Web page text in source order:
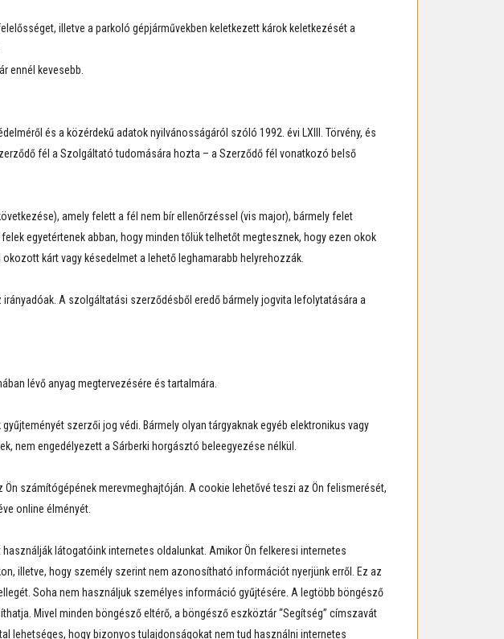
illetve a parkoló gépjárművekben keletkezett károk keletkezését a
ennél kevesebb.
és a közérdekű adatok nyilvánosságáról szóló 1992. évi LXIII. Törvény, és
fél a Szolgáltató tudomására hozta – a Szerződő fél vonatkozó belső
amely felett a fél nem bír ellenőrzéssel (vis major), bármely felet
egyetértenek abban, hogy minden tőlük telhetőt megtesznek, hogy ezen okok
kárt vagy késedelmet a lehető leghamarabb helyrehozzák.
A szolgáltatási szerződésből eredő bármely jogvita lefolytatására a
lévő anyag megtervezésére és tartalmára.
szerzői jog védi. Bármely olyan tárgyaknak egyéb elektronikus vagy
nem engedélyezett a Sárberki horgásztó beleegyezése nélkül.
számítógépének merevmeghajtóján. A cookie lehetővé teszi az Ön felismerését,
online élményét.
látogatóink internetes oldalunkat. Amikor Ön felkeresi internetes
illetve, hogy személy szerint nem azonosítható információt nyerjünk erről. Ez az
Soha nem használjuk személyes információ gyűjtésére. A legtöbb böngésző
Mivel minden böngésző eltérő, a böngésző eszköztár “Segítség” címszavát
lehetséges, hogy bizonyos tulajdonságokat nem tud használni internetes